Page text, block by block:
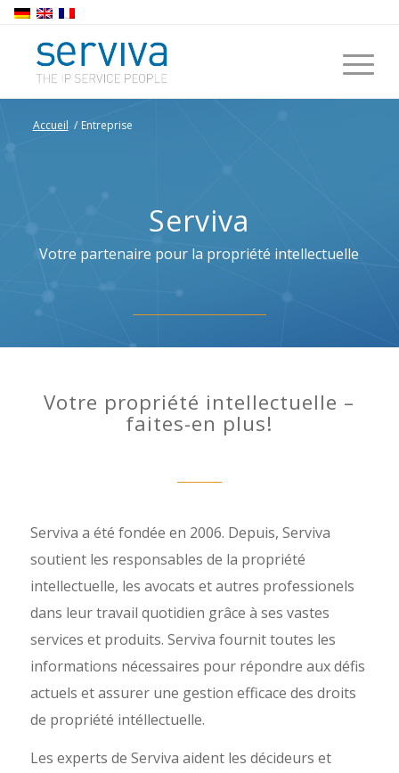
Accueil / Entreprise
Serviva
Votre partenaire pour la propriété intellectuelle
Votre propriété intellectuelle –
faites-en plus!
Serviva a été fondée en 2006. Depuis, Serviva
soutient les responsables de la propriété
intellectuelle, les avocats et autres professionels
dans leur travail quotidien grâce à ses vastes
services et produits. Serviva fournit toutes les
informations nécessaires pour répondre aux défis
actuels et assurer une gestion efficace des droits
de propriété intéllectuelle.
Les experts de Serviva aident les décideurs et